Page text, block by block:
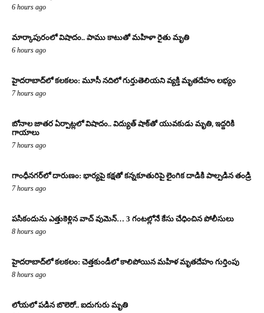
6 hours ago
మార్కాపురంలో విషాదం.. పాము కాటుతో మహిళా రైతు మృతి
6 hours ago
హైదరాబాద్‌లో కలకలం: మూసీ నదిలో గుర్తుతెలియని వ్యక్తి మృతదేహం లభ్యం
7 hours ago
బోనాల జాతర ఏర్పాట్లలో విషాదం.. విద్యుత్ షాక్‌తో యువకుడు మృతి, ఇద్దరికి
గాయాలు
7 hours ago
గాంధీనగర్‌లో దారుణం: భార్యపై కక్షతో కన్నకూతురిపై లైంగిక దాడికి పాల్పడిన తండ్రి
7 hours ago
పసికందును ఎత్తుకెళ్లిన వాచ్ వుమెన్… 3 గంటల్లోనే కేసు చేధించిన పోలీసులు
8 hours ago
హైదరాబాద్‌లో కలకలం: చెత్తకుండీలో కాలిపోయిన మహిళ మృతదేహం గుర్తింపు
8 hours ago
లోయలో పడిన బొలెరో.. ఐదుగురు మృతి